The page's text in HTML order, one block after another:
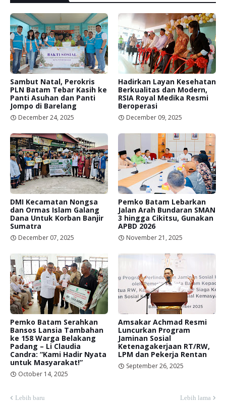
Sambut Natal, Perokris
PLN Batam Tebar Kasih ke
Panti Asuhan dan Panti
Jompo di Barelang
December 24, 2025
Hadirkan Layan Kesehatan
Berkualitas dan Modern,
RSIA Royal Medika Resmi
Beroperasi
December 09, 2025
DMI Kecamatan Nongsa
dan Ormas Islam Galang
Dana Untuk Korban Banjir
Sumatra
December 07, 2025
Pemko Batam Lebarkan
Jalan Arah Bundaran SMAN
3 hingga Cikitsu, Gunakan
APBD 2026
November 21, 2025
Pemko Batam Serahkan
Bansos Lansia Tambahan
ke 158 Warga Belakang
Padang – Li Claudia
Candra: “Kami Hadir Nyata
untuk Masyarakat!”
October 14, 2025
Amsakar Achmad Resmi
Luncurkan Program
Jaminan Sosial
Ketenagakerjaan RT/RW,
LPM dan Pekerja Rentan
September 26, 2025
Lebih baru Lebih lama